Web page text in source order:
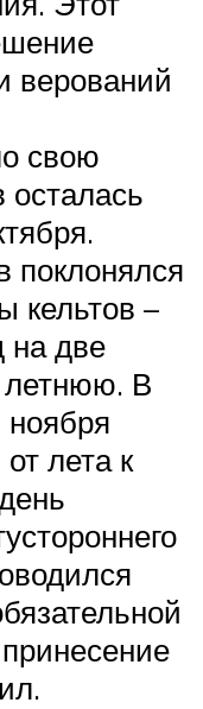
верований
свою
осталась
поклонялся
кельтов –
на две
В
ноября
лета к